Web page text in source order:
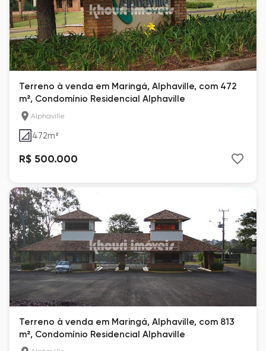
Terreno à venda em Maringá, Alphaville, com 472
m², Condomínio Residencial Alphaville
Alphaville
472m²
R$ 500.000
Terreno à venda em Maringá, Alphaville, com 813
m², Condomínio Residencial Alphaville